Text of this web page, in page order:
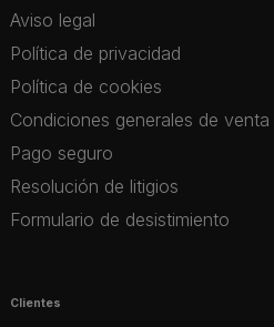
Aviso legal
Política de privacidad
Política de cookies
Condiciones generales de venta
Pago seguro
Resolución de litigios
Formulario de desistimiento
Clientes